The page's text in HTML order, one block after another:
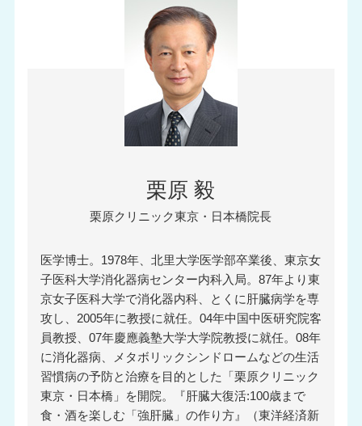
栗原 毅
栗原クリニック東京・日本橋院長
医学博士。1978年、北里大学医学部卒業後、東京女
子医科大学消化器病センター内科入局。87年より東
京女子医科大学で消化器内科、とくに肝臓病学を専
攻し、2005年に教授に就任。04年中国中医研究院客
員教授、07年慶應義塾大学大学院教授に就任。08年
に消化器病、メタボリックシンドロームなどの生活
習慣病の予防と治療を目的とした「栗原クリニック
東京・日本橋」を開院。『肝臓大復活:100歳まで
食・酒を楽しむ「強肝臓」の作り方』（東洋経済新